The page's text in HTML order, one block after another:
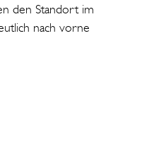
den Standort im
nach vorne